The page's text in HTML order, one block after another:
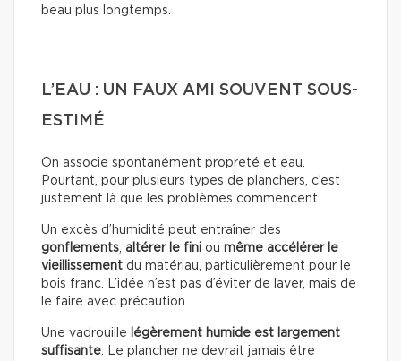
beau plus longtemps.
L’EAU : UN FAUX AMI SOUVENT SOUS-
ESTIMÉ
On associe spontanément propreté et eau.
Pourtant, pour plusieurs types de planchers, c’est
justement là que les problèmes commencent.
Un excès d’humidité peut entraîner des
gonflements altérer le fini ou même accélérer le
vieillissement du matériau, particulièrement pour le
bois franc. L’idée n’est pas d’éviter de laver, mais de
le faire avec précaution.
Une vadrouille
légèrement humide est largement
suffisante . Le plancher ne devrait jamais être